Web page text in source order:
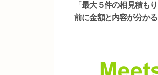
「最大５件の相見積もり
前に金額と内容が分か